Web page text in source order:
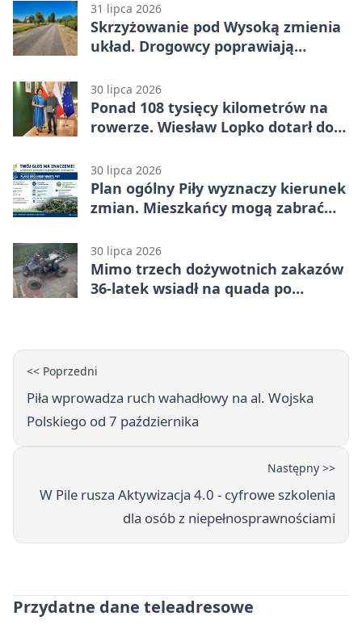
31 lipca 2026
Skrzyżowanie pod Wysoką zmienia
układ. Drogowcy poprawiają
30 lipca 2026
Ponad 108 tysięcy kilometrów na
rowerze. Wiesław Lopko dotarł do
30 lipca 2026
Plan ogólny Piły wyznaczy kierunek
zmian. Mieszkańcy mogą zabrać
30 lipca 2026
Mimo trzech dożywotnich zakazów
36-latek wsiadł na quada po
<< Poprzedni
Piła wprowadza ruch wahadłowy na al. Wojska
Polskiego od 7 października
Następny >>
W Pile rusza Aktywizacja 4.0 - cyfrowe szkolenia
dla osób z niepełnosprawnościami
Przydatne dane teleadresowe